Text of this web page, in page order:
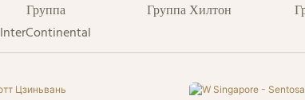
Группа
InterContinental
Группа Хилтон